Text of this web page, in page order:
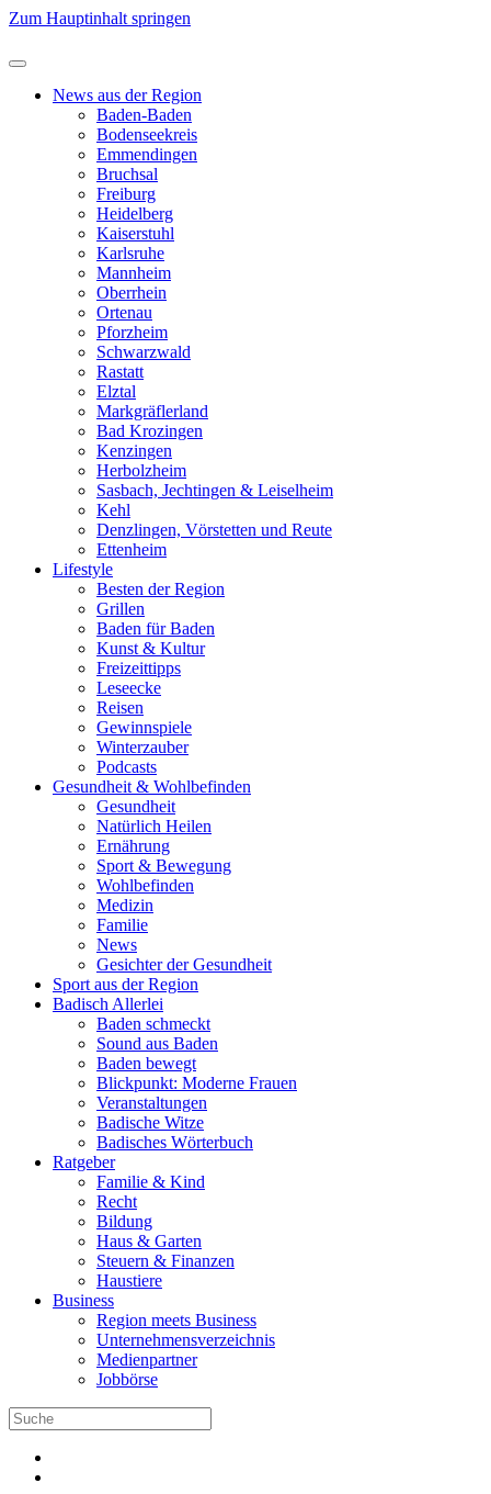
Zum Hauptinhalt springen
News aus der Region
Baden-Baden
Bodenseekreis
Emmendingen
Bruchsal
Freiburg
Heidelberg
Kaiserstuhl
Karlsruhe
Mannheim
Oberrhein
Ortenau
Pforzheim
Schwarzwald
Rastatt
Elztal
Markgräflerland
Bad Krozingen
Kenzingen
Herbolzheim
Sasbach, Jechtingen & Leiselheim
Kehl
Denzlingen, Vörstetten und Reute
Ettenheim
Lifestyle
Besten der Region
Grillen
Baden für Baden
Kunst & Kultur
Freizeittipps
Leseecke
Reisen
Gewinnspiele
Winterzauber
Podcasts
Gesundheit & Wohlbefinden
Gesundheit
Natürlich Heilen
Ernährung
Sport & Bewegung
Wohlbefinden
Medizin
Familie
News
Gesichter der Gesundheit
Sport aus der Region
Badisch Allerlei
Baden schmeckt
Sound aus Baden
Baden bewegt
Blickpunkt: Moderne Frauen
Veranstaltungen
Badische Witze
Badisches Wörterbuch
Ratgeber
Familie & Kind
Recht
Bildung
Haus & Garten
Steuern & Finanzen
Haustiere
Business
Region meets Business
Unternehmensverzeichnis
Medienpartner
Jobbörse